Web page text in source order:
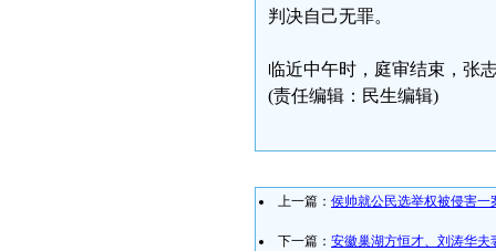
判决自己无罪。
临近中午时，庭审结束，张
(责任编辑：民生编辑)
上一篇： 侯帅就公民选举权被侵害一
下一篇： 安徽巢湖方恒才、刘涛华夫